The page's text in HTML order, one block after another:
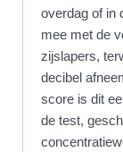
overdag of in
mee met de
zijslapers,
decibel
score is dit
de test,